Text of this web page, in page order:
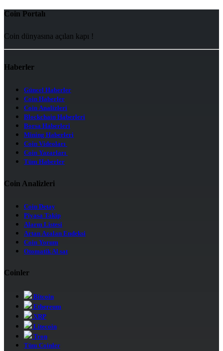
Coin Portalı
Coin dünyasına açılan kapı !
Haberler
Güncel Haberler
Coin Haberler
Coin Analizleri
Blockchain Haberleri
Borsa Haberleri
Mining Haberleri
Coin Videoları
Coin Yazarları
Tüm Haberler
Coin Analizleri
Coin Detay
Piyasa Takip
Alarm Listesi
Artan Azalan Endeksi
Coin Yorum
Otomatik Al sat
Coinler
Bitcoin
Ethereum
XRP
Litecoin
Tron
Tüm Coinler